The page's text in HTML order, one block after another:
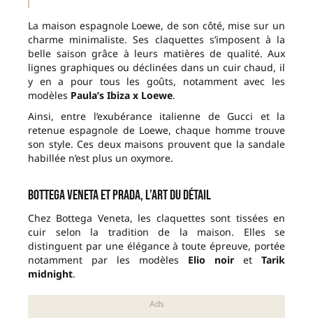
La maison espagnole Loewe, de son côté, mise sur un
charme minimaliste. Ses claquettes s’imposent à la
belle saison grâce à leurs matières de qualité. Aux
lignes graphiques ou déclinées dans un cuir chaud, il
y en a pour tous les goûts, notamment avec les
modèles Paula’s Ibiza x Loewe.
Ainsi, entre l’exubérance italienne de Gucci et la
retenue espagnole de Loewe, chaque homme trouve
son style. Ces deux maisons prouvent que la sandale
habillée n’est plus un oxymore.
Bottega Veneta et Prada, l’art du détail
Chez Bottega Veneta, les claquettes sont tissées en
cuir selon la tradition de la maison. Elles se
distinguent par une élégance à toute épreuve, portée
notamment par les modèles Elio noir et Tarik
midnight.